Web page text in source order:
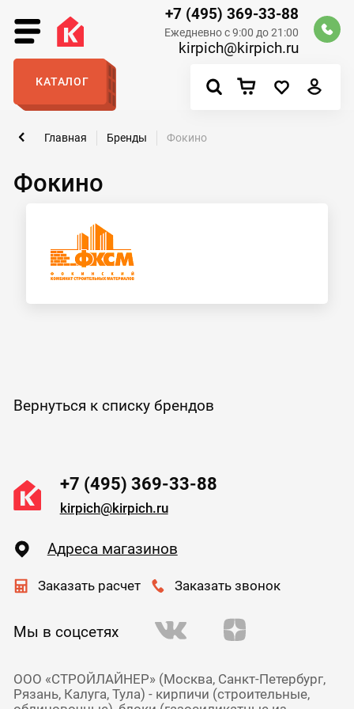
+7 (495) 369-33-88
Ежедневно с 9:00 до 21:00
kirpich@kirpich.ru
КАТАЛОГ
Фокино
Главная Бренды Фокино
Вернуться к списку брендов
+7 (495) 369-33-88
kirpich@kirpich.ru
Адреса магазинов
Заказать расчет Заказать звонок
Мы в соцсетях
ООО «СТРОЙЛАЙНЕР» (Москва, Санкт-Петербург,
Рязань, Калуга, Тула) - кирпичи (строительные,